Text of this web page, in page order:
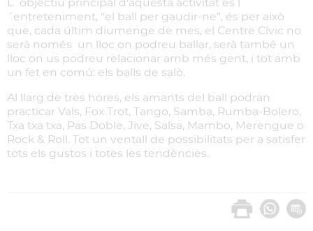
´entreteniment, “el ball per gaudir-ne”, és per això
que, cada últim diumenge de mes, el Centre Cívic no
serà només un lloc on podreu ballar, serà també un
lloc on us podreu relacionar amb més gent, i tot amb
un fet en comú: els balls de salò.
Al llarg de tres hores, els amants del ball podran
practicar Vals, Fox Trot, Tango, Samba, Rumba-Bolero,
Txa txa txa, Pas Doble, Jive, Salsa, Mambo, Merengue o
Rock & Roll. Tot un ventall de possibilitats per a satisfer
tots els gustos i totes les tendències.